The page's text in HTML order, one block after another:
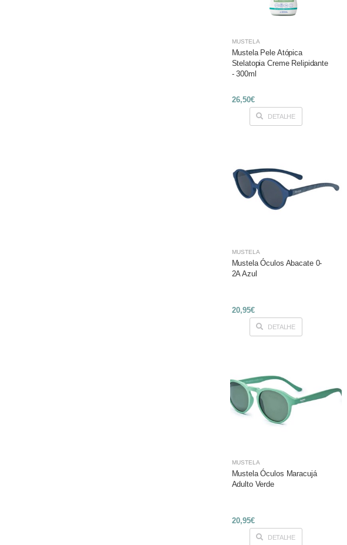
MUSTELA
Mustela Pele Atópica
Stelatopia Creme Relipidante
- 300ml
26,50€
DETALHE
MUSTELA
Mustela Óculos Abacate 0-
2A Azul
20,95€
DETALHE
MUSTELA
Mustela Óculos Maracujá
Adulto Verde
20,95€
DETALHE